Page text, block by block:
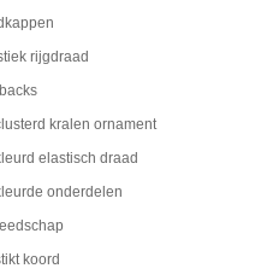
rijgdraad
kralen ornament
elastisch draad
onderdelen
koord